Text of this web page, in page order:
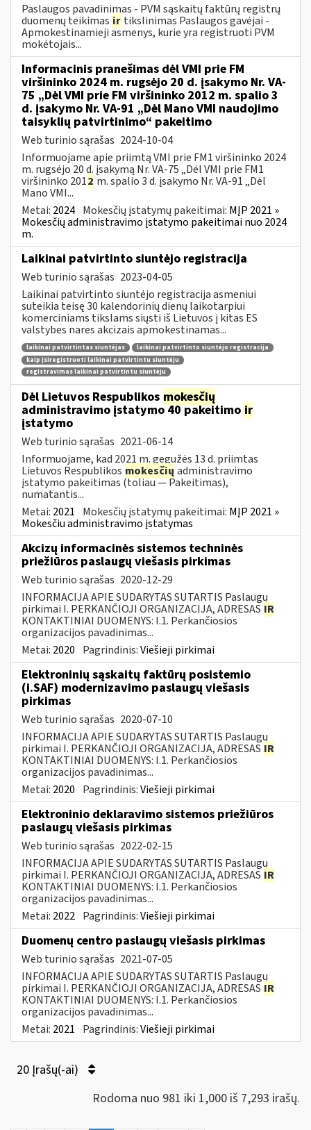
Paslaugos pavadinimas - PVM sąskaitų faktūrų registrų
duomenų teikimas ir tikslinimas Paslaugos gavėjai -
Apmokestinamieji asmenys, kurie yra registruoti PVM
mokėtojais...
Informacinis pranešimas dėl VMI prie FM
viršininko 2024 m. rugsėjo 20 d. įsakymo Nr. VA-
75 „Dėl VMI prie FM viršininko 2012 m. spalio 3
d. įsakymo Nr. VA-91 „Dėl Mano VMI naudojimo
taisyklių patvirtinimo“ pakeitimo
Web turinio sąrašas 2024-10-04
Informuojame apie priimtą VMI prie FM1 viršininko 2024
m. rugsėjo 20 d. įsakymą Nr. VA-75 „Dėl VMI prie FM1
viršininko 2012 m. spalio 3 d. įsakymo Nr. VA-91 „Dėl
Mano VMI...
Metai: 2024 Mokesčių įstatymų pakeitimai: MĮP 2021 »
Mokesčių administravimo įstatymo pakeitimai nuo 2024
m.
Laikinai patvirtinto siuntėjo registracija
Web turinio sąrašas 2023-04-05
Laikinai patvirtinto siuntėjo registracija asmeniui
suteikia teisę 30 kalendorinių dienų laikotarpiui
komerciniams tikslams siųsti iš Lietuvos į kitas ES
valstybes nares akcizais apmokestinamas...
laikinai patvirtintas siuntėjas
laikinai patvirtinto siuntėjo registracija
kaip įsiregistruoti laikinai patvirtintu siuntėju
registravimas laikinai patvirtintu siuntėju
Dėl Lietuvos Respublikos mokesčių
administravimo įstatymo 40 pakeitimo ir
įstatymo
Web turinio sąrašas 2021-06-14
Informuojame, kad 2021 m. gegužės 13 d. priimtas
Lietuvos Respublikos mokesčių administravimo
įstatymo pakeitimas (toliau — Pakeitimas),
numatantis...
Metai: 2021 Mokesčių įstatymų pakeitimai: MĮP 2021 »
Mokesčiu administravimo įstatymas
Akcizų informacinės sistemos techninės
priežiūros paslaugų viešasis pirkimas
Web turinio sąrašas 2020-12-29
INFORMACIJA APIE SUDARYTAS SUTARTIS Paslaugų
pirkimai I. PERKANČIOJI ORGANIZACIJA, ADRESAS IR
KONTAKTINIAI DUOMENYS: I.1. Perkančiosios
organizacijos pavadinimas...
Metai: 2020 Pagrindinis:Viešieji pirkimai
Elektroninių sąskaitų faktūrų posistemio
(i.SAF) modernizavimo paslaugų viešasis
pirkimas
Web turinio sąrašas 2020-07-10
INFORMACIJA APIE SUDARYTAS SUTARTIS Paslaugų
pirkimai I. PERKANČIOJI ORGANIZACIJA, ADRESAS IR
KONTAKTINIAI DUOMENYS: I.1. Perkančiosios
organizacijos pavadinimas...
Metai: 2020 Pagrindinis:Viešieji pirkimai
Elektroninio deklaravimo sistemos priežiūros
paslaugų viešasis pirkimas
Web turinio sąrašas 2022-02-15
INFORMACIJA APIE SUDARYTAS SUTARTIS Paslaugų
pirkimai I. PERKANČIOJI ORGANIZACIJA, ADRESAS IR
KONTAKTINIAI DUOMENYS: I.1. Perkančiosios
organizacijos pavadinimas...
Metai: 2022 Pagrindinis:Viešieji pirkimai
Duomenų centro paslaugų viešasis pirkimas
Web turinio sąrašas 2021-07-05
INFORMACIJA APIE SUDARYTAS SUTARTIS Paslaugų
pirkimai I. PERKANČIOJI ORGANIZACIJA, ADRESAS IR
KONTAKTINIAI DUOMENYS: I.1. Perkančiosios
organizacijos pavadinimas...
Metai: 2021 Pagrindinis:Viešieji pirkimai
20 Įrašų(-ai)
Rodoma nuo 981 iki 1,000 iš 7,293 irašų.